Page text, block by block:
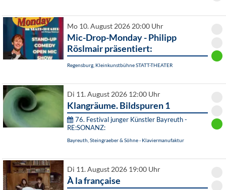
Mo 10. August 2026 20:00 Uhr
Mic-Drop-Monday - Philipp
Röslmair präsentiert:
Regensburg, Kleinkunstbühne STATT-THEATER
Di 11. August 2026 12:00 Uhr
Klangräume. Bildspuren 1
76. Festival junger Künstler Bayreuth -
RE:SONANZ:
Bayreuth, Steingraeber & Söhne - Klaviermanufaktur
Di 11. August 2026 19:00 Uhr
À la française